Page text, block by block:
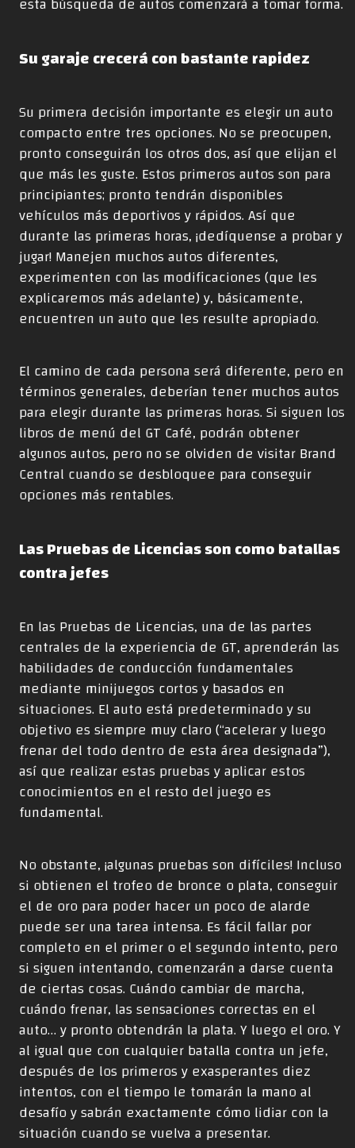
Su garaje crecerá con bastante rapidez
Su primera decisión importante es elegir un auto
compacto entre tres opciones. No se preocupen,
pronto conseguirán los otros dos, así que elijan el
que más les guste. Estos primeros autos son para
principiantes; pronto tendrán disponibles
vehículos más deportivos y rápidos. Así que
durante las primeras horas, ¡dedíquense a probar y
jugar! Manejen muchos autos diferentes,
experimenten con las modificaciones (que les
explicaremos más adelante) y, básicamente,
encuentren un auto que les resulte apropiado.
El camino de cada persona será diferente, pero en
términos generales, deberían tener muchos autos
para elegir durante las primeras horas. Si siguen los
libros de menú del GT Café, podrán obtener
algunos autos, pero no se olviden de visitar Brand
Central cuando se desbloquee para conseguir
opciones más rentables.
Las Pruebas de Licencias son como batallas
contra jefes
En las Pruebas de Licencias, una de las partes
centrales de la experiencia de GT, aprenderán las
habilidades de conducción fundamentales
mediante minijuegos cortos y basados en
situaciones. El auto está predeterminado y su
objetivo es siempre muy claro (“acelerar y luego
frenar del todo dentro de esta área designada”),
así que realizar estas pruebas y aplicar estos
conocimientos en el resto del juego es
fundamental.
No obstante, ¡algunas pruebas son difíciles! Incluso
si obtienen el trofeo de bronce o plata, conseguir
el de oro para poder hacer un poco de alarde
puede ser una tarea intensa. Es fácil fallar por
completo en el primer o el segundo intento, pero
si siguen intentando, comenzarán a darse cuenta
de ciertas cosas. Cuándo cambiar de marcha,
cuándo frenar, las sensaciones correctas en el
auto… y pronto obtendrán la plata. Y luego el oro. Y
al igual que con cualquier batalla contra un jefe,
después de los primeros y exasperantes diez
intentos, con el tiempo le tomarán la mano al
desafío y sabrán exactamente cómo lidiar con la
situación cuando se vuelva a presentar.